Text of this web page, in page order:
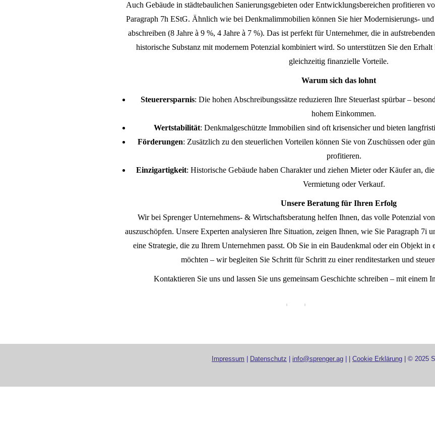
Auch Gebäude in städtebaulichen Sanierungsgebieten oder Entwicklungsbereichen profitieren
Paragraph 7h EStG. Ähnlich wie bei Denkmalimmobilien können Sie hier Modernisierungs- und
abschreiben (8 Jahre à 9 %, 4 Jahre à 7 %). Das ist perfekt für Unternehmer, die in
historische Substanz mit modernem Potenzial kombiniert wird. So unterstützen Sie den
gleichzeitig finanzielle Vorteile.
Warum sich das lohnt
Steuerersparnis: Die hohen Abschreibungssätze reduzieren Ihre Steuerlast spürbar –
hohem Einkommen.
Wertstabilität: Denkmalgeschützte Immobilien sind oft krisensicher und bieten
Förderungen: Zusätzlich zu den steuerlichen Vorteilen können Sie von Zuschüssen oder
profitieren.
Einzigartigkeit: Historische Gebäude haben Charakter und ziehen Mieter oder Käufer an,
Vermietung oder Verkauf.
Unsere Beratung für Ihren Erfolg
Wir bei Sprenger Unternehmens- & Wirtschaftsberatung helfen Ihnen, das volle Potenzial
auszuschöpfen. Unsere Experten analysieren Ihre Situation, zeigen Ihnen, wie Sie Paragraph 7i
eine Strategie, die zu Ihrem Unternehmen passt. Ob Sie in ein Baudenkmal oder ein Objekt in
möchten – wir begleiten Sie Schritt für Schritt zu einer renditestarken und
Kontaktieren Sie uns und lassen Sie uns gemeinsam Geschichte schreiben – mit einem
Impressum Datenschutz info@sprenger.ag Cookie Erklärung | © 2025